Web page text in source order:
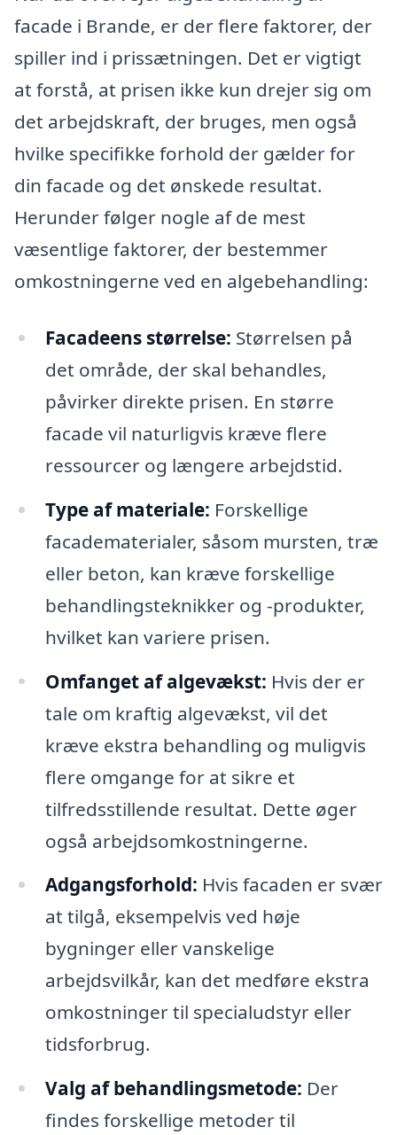
facade i Brande, er der flere faktorer, der
spiller ind i prissætningen. Det er vigtigt
at forstå, at prisen ikke kun drejer sig om
det arbejdskraft, der bruges, men også
hvilke specifikke forhold der gælder for
din facade og det ønskede resultat.
Herunder følger nogle af de mest
væsentlige faktorer, der bestemmer
omkostningerne ved en algebehandling:
Facadeens størrelse: Størrelsen på
det område, der skal behandles,
påvirker direkte prisen. En større
facade vil naturligvis kræve flere
ressourcer og længere arbejdstid.
Type af materiale: Forskellige
facadematerialer, såsom mursten, træ
eller beton, kan kræve forskellige
behandlingsteknikker og -produkter,
hvilket kan variere prisen.
Omfanget af algevækst: Hvis der er
tale om kraftig algevækst, vil det
kræve ekstra behandling og muligvis
flere omgange for at sikre et
tilfredsstillende resultat. Dette øger
også arbejdsomkostningerne.
Adgangsforhold: Hvis facaden er svær
at tilgå, eksempelvis ved høje
bygninger eller vanskelige
arbejdsvilkår, kan det medføre ekstra
omkostninger til specialudstyr eller
tidsforbrug.
Valg af behandlingsmetode: Der
findes forskellige metoder til